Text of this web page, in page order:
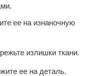
ее на изнаночную
излишки ткани.
ее на деталь.